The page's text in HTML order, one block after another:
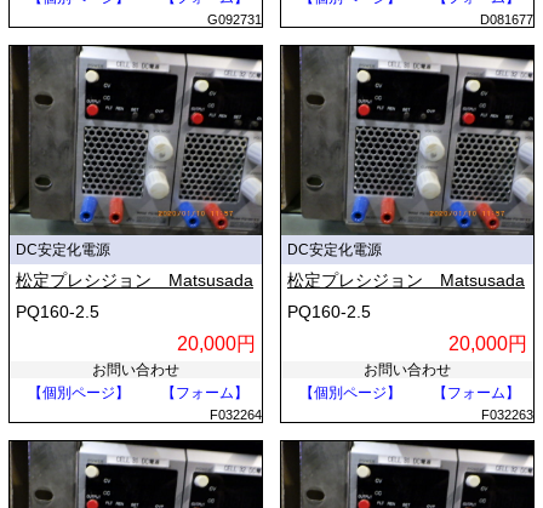
G092731 D081677
DC安定化電源
松定プレシジョン Matsusada
PQ160-2.5
20,000円
お問い合わせ
【個別ページ】
【フォーム】
F032264
DC安定化電源
松定プレシジョン Matsusada
PQ160-2.5
20,000円
お問い合わせ
【個別ページ】
【フォーム】
F032263